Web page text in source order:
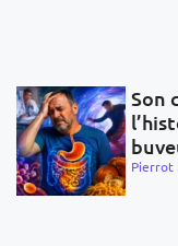
Son
Pierrot